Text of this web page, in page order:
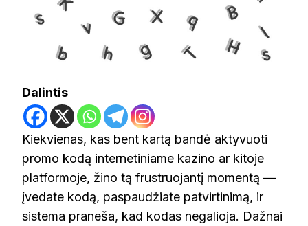
Dalintis
Kiekvienas, kas bent kartą bandė aktyvuoti
promo kodą internetiniame kazino ar kitoje
platformoje, žino tą frustruojantį momentą —
įvedate kodą, paspaudžiate patvirtinimą, ir
sistema praneša, kad kodas negalioja. Dažnai